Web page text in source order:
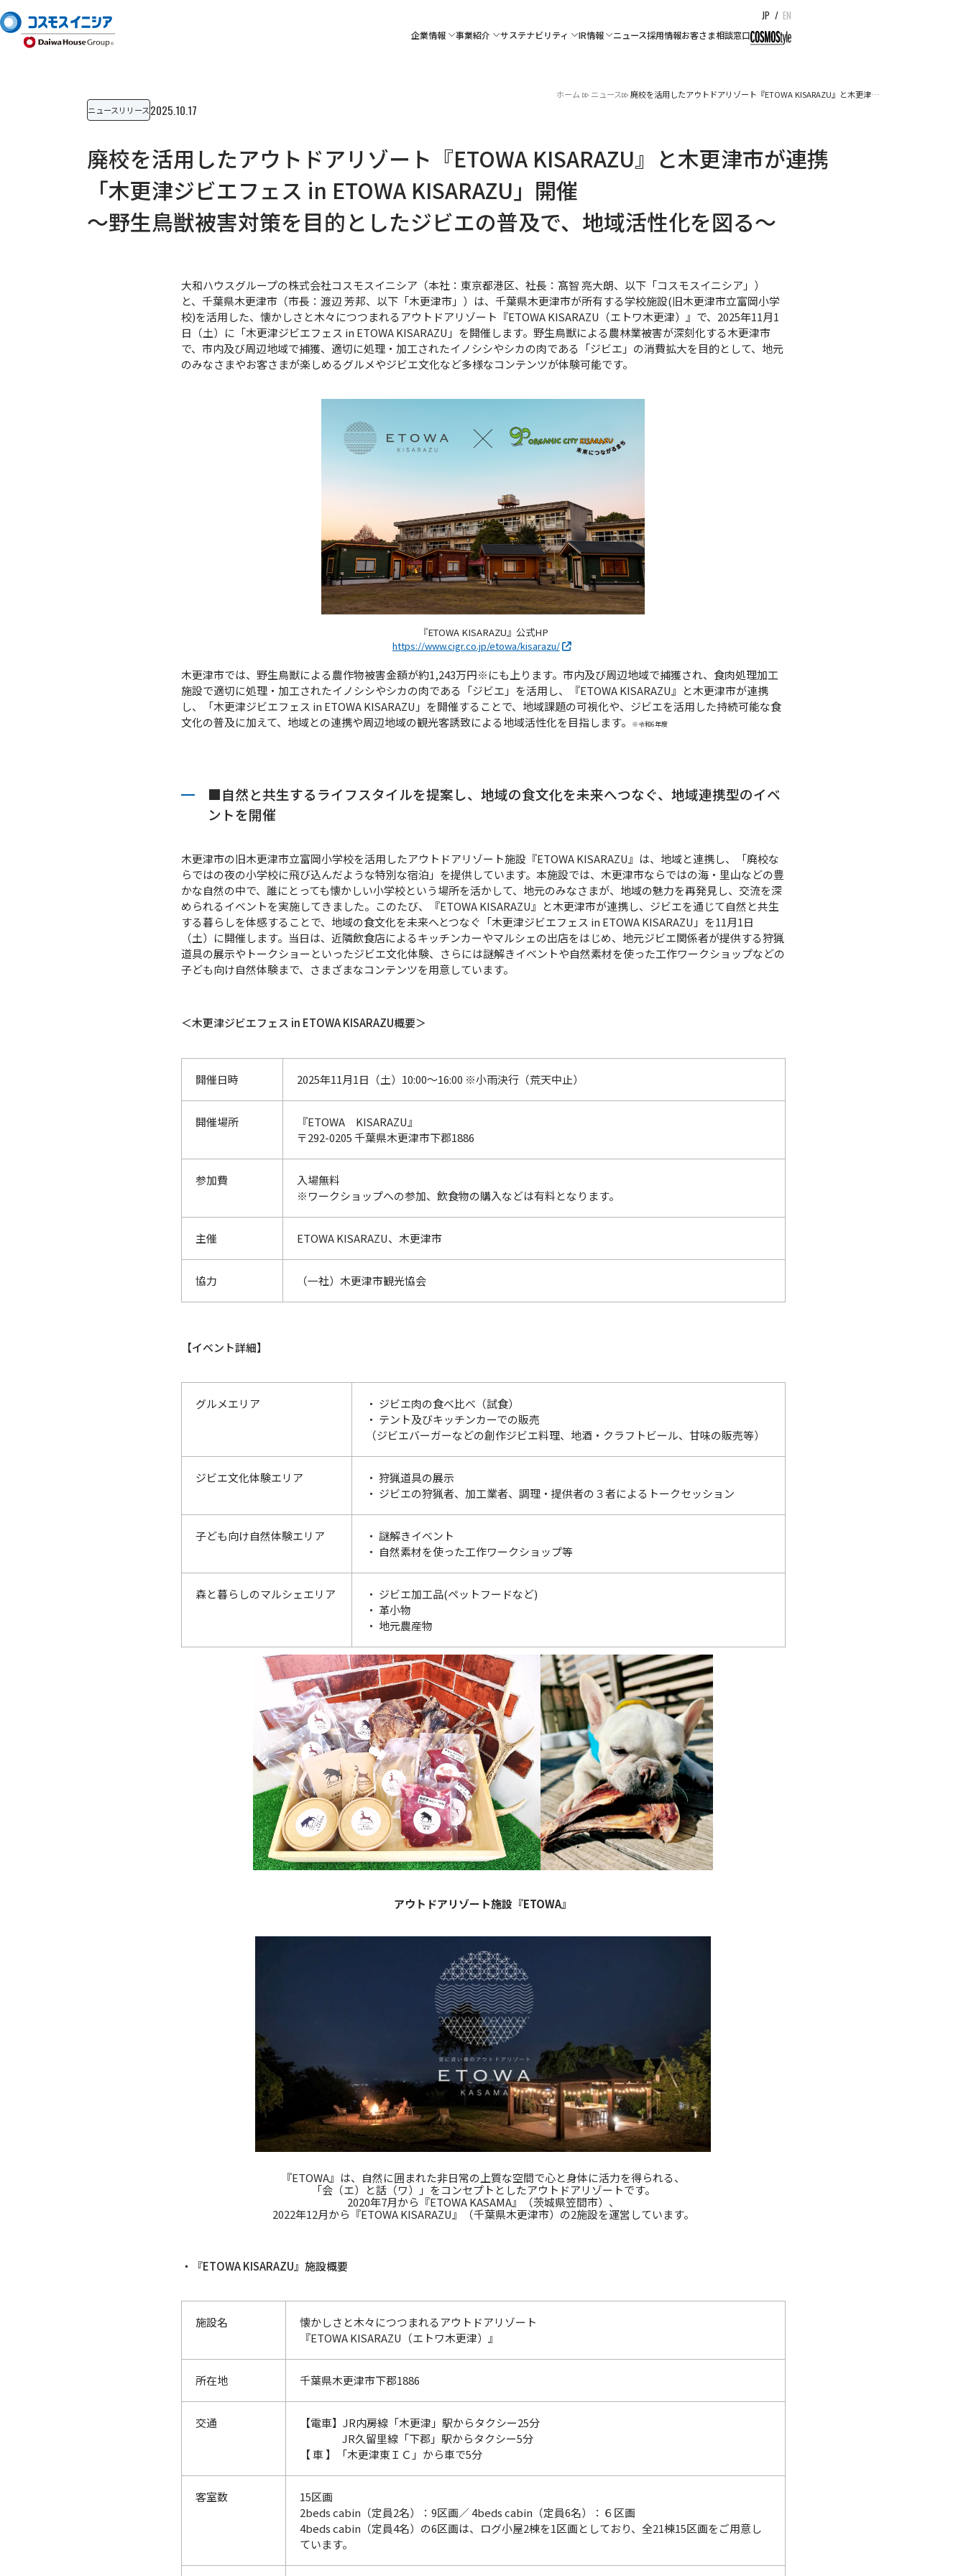
企業情報 事業紹介 サステナビリティ IR情報 ニュース採用情報お客さま相談窓口
JP / EN
ホーム ニュース
廃校を活用したアウトドアリゾート『ETOWA KISARAZU』と木更津…
ニュースリリース2025.10.17
廃校を活用したアウトドアリゾート『ETOWA KISARAZU』と木更津市が連携
「木更津ジビエフェス in ETOWA KISARAZU」開催
～野生鳥獣被害対策を目的としたジビエの普及で、地域活性化を図る～
大和ハウスグループの株式会社コスモスイニシア（本社：東京都港区、社長：髙智 亮大朗、以下「コスモスイニシア」）
と、千葉県木更津市（市長：渡辺 芳邦、以下「木更津市」）は、千葉県木更津市が所有する学校施設(旧木更津市立富岡小学
校)を活用した、懐かしさと木々につつまれるアウトドアリゾート『ETOWA KISARAZU（エトワ木更津）』で、2025年11月1
日（土）に「木更津ジビエフェス in ETOWA KISARAZU」を開催します。野生鳥獣による農林業被害が深刻化する木更津市
で、市内及び周辺地域で捕獲、適切に処理・加工されたイノシシやシカの肉である「ジビエ」の消費拡大を目的として、地元
のみなさまやお客さまが楽しめるグルメやジビエ文化など多様なコンテンツが体験可能です。
『ETOWA KISARAZU』公式HP
https://www.cigr.co.jp/etowa/kisarazu/
木更津市では、野生鳥獣による農作物被害金額が約1,243万円※にも上ります。市内及び周辺地域で捕獲され、食肉処理加工
施設で適切に処理・加工されたイノシシやシカの肉である「ジビエ」を活用し、『ETOWA KISARAZU』と木更津市が連携
し、「木更津ジビエフェス in ETOWA KISARAZU」を開催することで、地域課題の可視化や、ジビエを活用した持続可能な食
文化の普及に加えて、地域との連携や周辺地域の観光客誘致による地域活性化を目指します。
※令和6年度
■自然と共生するライフスタイルを提案し、地域の食文化を未来へつなぐ、地域連携型のイベ
ントを開催
木更津市の旧木更津市立富岡小学校を活用したアウトドアリゾート施設『ETOWA KISARAZU』は、地域と連携し、「廃校な
らではの夜の小学校に飛び込んだような特別な宿泊」を提供しています。本施設では、木更津市ならではの海・里山などの豊
かな自然の中で、誰にとっても懐かしい小学校という場所を活かして、地元のみなさまが、地域の魅力を再発見し、交流を深
められるイベントを実施してきました。このたび、『ETOWA KISARAZU』と木更津市が連携し、ジビエを通じて自然と共生
する暮らしを体感することで、地域の食文化を未来へとつなぐ「木更津ジビエフェス in ETOWA KISARAZU」を11月1日
（土）に開催します。当日は、近隣飲食店によるキッチンカーやマルシェの出店をはじめ、地元ジビエ関係者が提供する狩猟
道具の展示やトークショーといったジビエ文化体験、さらには謎解きイベントや自然素材を使った工作ワークショップなどの
子ども向け自然体験まで、さまざまなコンテンツを用意しています。
＜木更津ジビエフェス in ETOWA KISARAZU概要＞
開催日時 2025年11月1日（土）10:00～16:00 ※小雨決行（荒天中止）
開催場所
『ETOWA KISARAZU』
〒292-0205 千葉県木更津市下郡1886
参加費
入場無料
※ワークショップへの参加、飲食物の購入などは有料となります。
主催 ETOWA KISARAZU、木更津市
協力 （一社）木更津市観光協会
【イベント詳細】
グルメエリア
・ ジビエ肉の食べ比べ（試食）
・ テント及びキッチンカーでの販売
（ジビエバーガーなどの創作ジビエ料理、地酒・クラフトビール、甘味の販売等）
ジビエ文化体験エリア
・ 狩猟道具の展示
・ ジビエの狩猟者、加工業者、調理・提供者の３者によるトークセッション
子ども向け自然体験エリア
・ 謎解きイベント
・ 自然素材を使った工作ワークショップ等
森と暮らしのマルシェエリア
・ ジビエ加工品(ペットフードなど)
・ 革小物
・ 地元農産物
アウトドアリゾート施設『ETOWA』
『ETOWA』は、自然に囲まれた非日常の上質な空間で心と身体に活力を得られる、
「会（エ）と話（ワ）」をコンセプトとしたアウトドアリゾートです。
2020年7月から『ETOWA KASAMA』（茨城県笠間市）、
2022年12月から『ETOWA KISARAZU』（千葉県木更津市）の2施設を運営しています。
・『ETOWA KISARAZU』施設概要
施設名
懐かしさと木々につつまれるアウトドアリゾート
『ETOWA KISARAZU（エトワ木更津）』
所在地 千葉県木更津市下郡1886
交通
【電車】JR内房線「木更津」駅からタクシー25分
JR久留里線「下郡」駅からタクシー5分
【 車 】「木更津東ＩＣ」から車で5分
客室数
15区画
2beds cabin（定員2名）：9区画／ 4beds cabin（定員6名）：６区画
4beds cabin（定員4名）の6区画は、ログ小屋2棟を1区画としており、全21棟15区画をご用意し
ています。